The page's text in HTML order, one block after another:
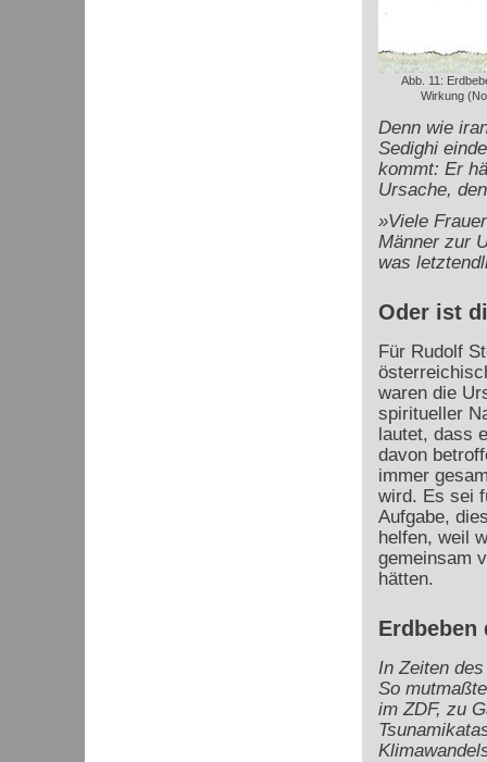
Abb. 11:
Wirkung
Denn wie
Sedighi
kommt: Er
Ursache,
»Viele
Männer zur
was
Oder ist
Für Rudolf
waren die
spiritueller
lautet, dass
davon
immer
wird. Es sei
Aufgabe,
helfen, weil
gemeinsam
hätten.
Erdbeben
In Zeiten
So
im ZDF, zu